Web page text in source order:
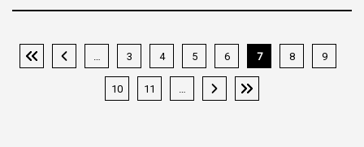
3 4 5 6 7 8 9
10 11